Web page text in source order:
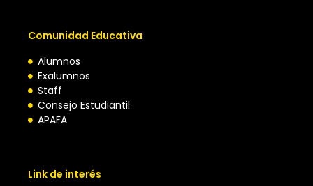
Comunidad Educativa
Alumnos
Exalumnos
Staff
Consejo Estudiantil
APAFA
Link de interés